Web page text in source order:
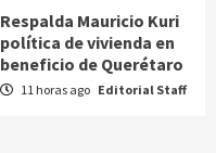
Respalda Mauricio Kuri
política de vivienda en
beneficio de Querétaro
11 horas ago Editorial Staff